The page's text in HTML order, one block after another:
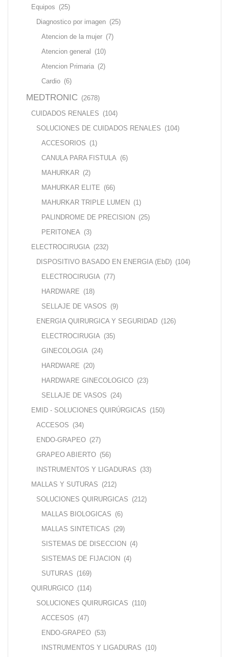
Equipos (25)
Diagnostico por imagen (25)
Atencion de la mujer (7)
Atencion general (10)
Atencion Primaria (2)
Cardio (6)
MEDTRONIC (2678)
CUIDADOS RENALES (104)
SOLUCIONES DE CUIDADOS RENALES (104)
ACCESORIOS (1)
CANULA PARA FISTULA (6)
MAHURKAR (2)
MAHURKAR ELITE (66)
MAHURKAR TRIPLE LUMEN (1)
PALINDROME DE PRECISION (25)
PERITONEA (3)
ELECTROCIRUGIA (232)
DISPOSITIVO BASADO EN ENERGIA (EbD) (104)
ELECTROCIRUGIA (77)
HARDWARE (18)
SELLAJE DE VASOS (9)
ENERGIA QUIRURGICA Y SEGURIDAD (126)
ELECTROCIRUGIA (35)
GINECOLOGIA (24)
HARDWARE (20)
HARDWARE GINECOLOGICO (23)
SELLAJE DE VASOS (24)
EMID - SOLUCIONES QUIRÚRGICAS (150)
ACCESOS (34)
ENDO-GRAPEO (27)
GRAPEO ABIERTO (56)
INSTRUMENTOS Y LIGADURAS (33)
MALLAS Y SUTURAS (212)
SOLUCIONES QUIRURGICAS (212)
MALLAS BIOLOGICAS (6)
MALLAS SINTETICAS (29)
SISTEMAS DE DISECCION (4)
SISTEMAS DE FIJACION (4)
SUTURAS (169)
QUIRURGICO (114)
SOLUCIONES QUIRURGICAS (110)
ACCESOS (47)
ENDO-GRAPEO (53)
INSTRUMENTOS Y LIGADURAS (10)